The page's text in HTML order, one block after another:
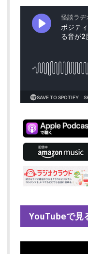
YouTubeで見